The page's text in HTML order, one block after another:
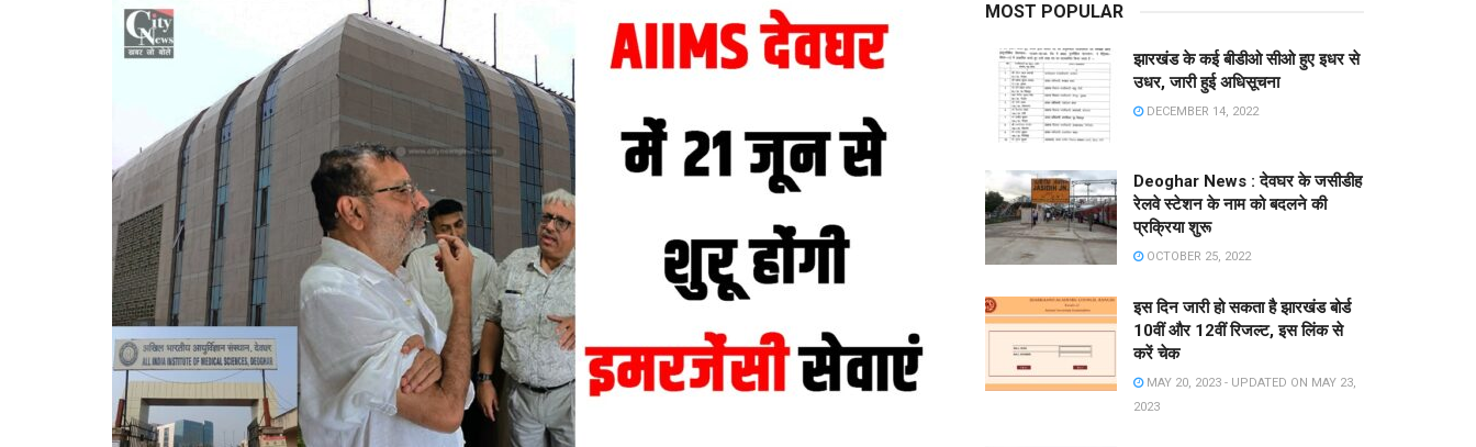
MOST POPULAR
झारखंड के कई बीडीओ सीओ हुए इधर से
उधर, जारी हुई अधिसूचना
DECEMBER 14, 2022
Deoghar News : देवघर के जसीडीह
रेलवे स्टेशन के नाम को बदलने की
प्रक्रिया शुरू
OCTOBER 25, 2022
इस दिन जारी हो सकता है झारखंड बोर्ड
10वीं और 12वीं रिजल्ट, इस लिंक से
करें चेक
MAY 20, 2023 - UPDATED ON MAY 23,
2023